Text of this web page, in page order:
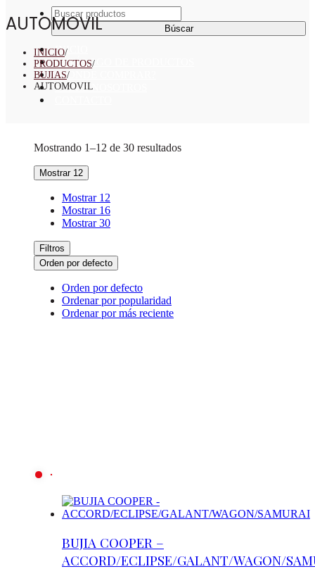
Buscar:
INICIO
CATÁLOGO DE PRODUCTOS
¿DONDE COMPRAR?
SOBRE NOSOTROS
AUTOMOVIL
INICIO/
PRODUCTOS/
BUJIAS/
AUTOMOVIL
Mostrando 1–12 de 30 resultados
Mostrar 12
Mostrar 12
Mostrar 16
Mostrar 30
Filtros
Orden por defecto
Orden por defecto
Ordenar por popularidad
Ordenar por más reciente
BUJIA COOPER –
ACCORD/ECLIPSE/GALANT/WAGON/